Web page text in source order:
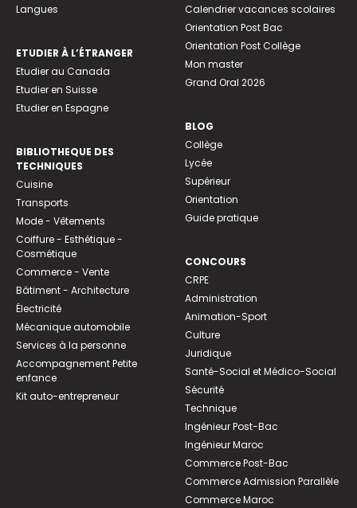
Langues
ETUDIER À L’ÉTRANGER
Etudier au Canada
Etudier en Suisse
Etudier en Espagne
BIBLIOTHEQUE DES
TECHNIQUES
Cuisine
Transports
Mode - Vêtements
Coiffure - Esthétique -
Cosmétique
Commerce - Vente
Bâtiment - Architecture
Électricité
Mécanique automobile
Services à la personne
Accompagnement Petite
enfance
Kit auto-entrepreneur
Calendrier vacances scolaires
Orientation Post Bac
Orientation Post Collège
Mon master
Grand Oral 2026
BLOG
Collège
Lycée
Supérieur
Orientation
Guide pratique
CONCOURS
CRPE
Administration
Animation-Sport
Culture
Juridique
Santé-Social et Médico-Social
Sécurité
Technique
Ingénieur Post-Bac
Ingénieur Maroc
Commerce Post-Bac
Commerce Admission Parallèle
Commerce Maroc